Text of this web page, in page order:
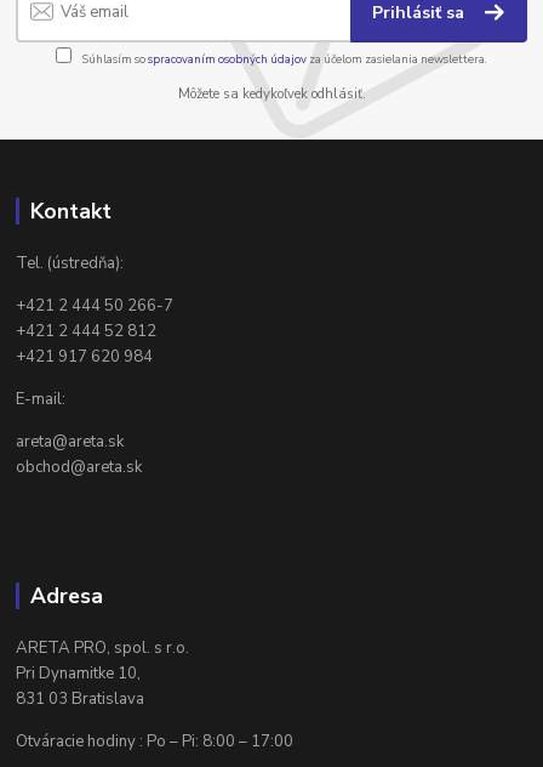
Prihlásiť sa
Súhlasím sospracovaním osobných údajov za účelom zasielania newslettera.
Môžete sa kedykoľvek odhlásiť.
Kontakt
Tel. (ústredňa):
+421 2 444 50 266-7
+421 2 444 52 812
+421 917 620 984
E-mail:
areta@areta.sk
obchod@areta.sk
Adresa
ARETA PRO, spol. s r.o.
Pri Dynamitke 10,
831 03 Bratislava
Otváracie hodiny : Po – Pi: 8:00 – 17:00